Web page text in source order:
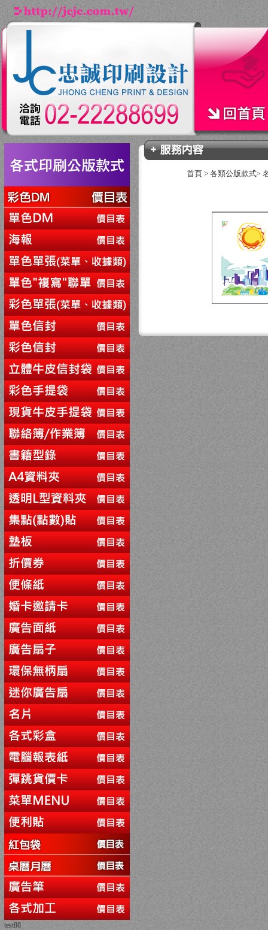
test88
首頁 >各類公版款式>